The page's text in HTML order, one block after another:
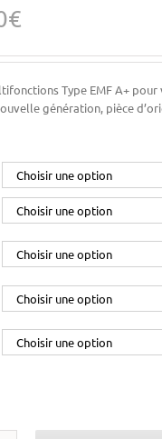
€
est :
Type EMF A+ pour
génération, pièce